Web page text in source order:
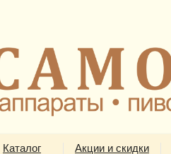
Каталог Акции и скидки